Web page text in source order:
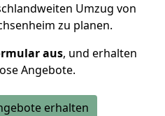
Umzug von
zu planen.
aus, und erhalten
Angebote.
erhalten